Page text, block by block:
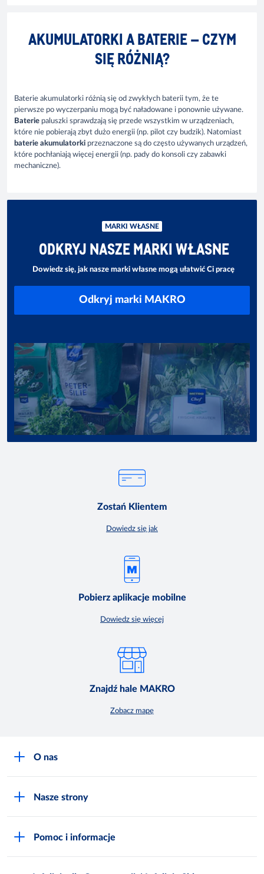
AKUMULATORKI A BATERIE – CZYM
SIĘ RÓŻNIĄ?
Baterie akumulatorki różnią się od zwykłych baterii tym, że te
pierwsze po wyczerpaniu mogą być naładowane i ponownie używane.
Baterie paluszki sprawdzają się przede wszystkim w urządzeniach,
które nie pobierają zbyt dużo energii (np. pilot czy budzik). Natomiast
baterie akumulatorki przeznaczone są do często używanych urządzeń,
które pochłaniają więcej energii (np. pady do konsoli czy zabawki
mechaniczne).
MARKI WŁASNE
ODKRYJ NASZE MARKI WŁASNE
Dowiedz się, jak nasze marki własne mogą ułatwić Ci pracę
Odkryj marki MAKRO
Zostań Klientem
Dowiedz się jak
Pobierz aplikacje mobilne
Dowiedz się więcej
Znajdź hale MAKRO
Zobacz mapę
O nas
Zgłoś naruszenie
Nasze strony
Pomoc i informacje